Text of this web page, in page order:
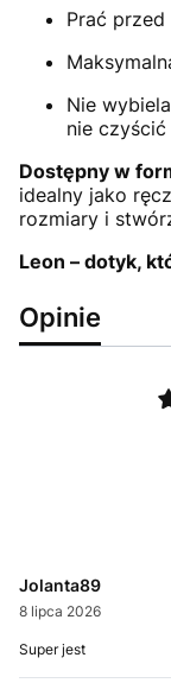
Prać
Nie
nie
Dostępny w
idealny jako
rozmiary i
Leon – dotyk,
Opinie
Jolanta89
8 lipca 2026
Super jest